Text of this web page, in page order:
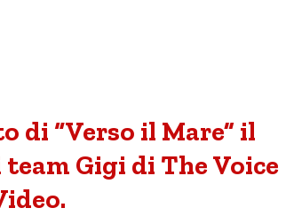
di “Verso il Mare” il
Gigi di The Voice